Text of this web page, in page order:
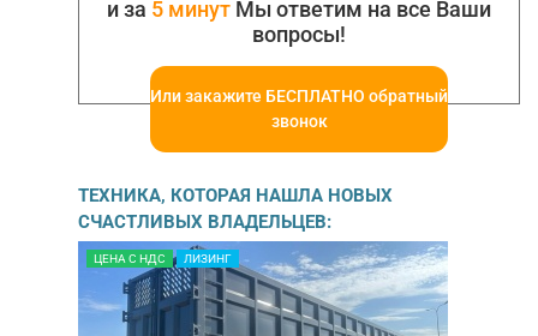
и за 5 минут Мы ответим на все Ваши
вопросы!
Или закажите БЕСПЛАТНО обратный
звонок
ТЕХНИКА, КОТОРАЯ НАШЛА НОВЫХ
СЧАСТЛИВЫХ ВЛАДЕЛЬЦЕВ:
ЦЕНА С НДС ЛИЗИНГ